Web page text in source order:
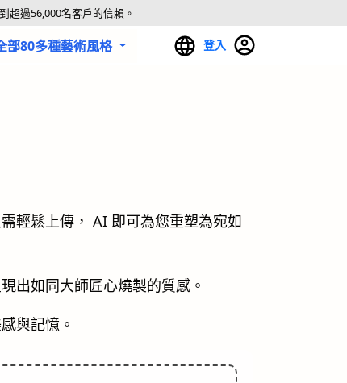
超過56,000名客戶的信賴。
登入
部80多種藝術風格
輕鬆上傳， AI 即可為您重塑為宛如
出如同大師匠心燒製的質感。
與記憶。